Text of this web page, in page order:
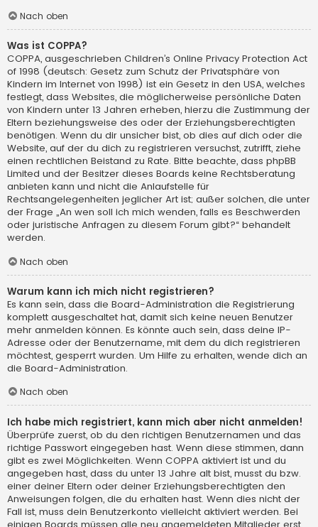
Nach oben
Was ist COPPA?
COPPA, ausgeschrieben Children’s Online Privacy Protection Act
of 1998 (deutsch: Gesetz zum Schutz der Privatsphäre von
Kindern im Internet von 1998) ist ein Gesetz in den USA, welches
festlegt, dass Websites, die möglicherweise persönliche Daten
von Kindern unter 13 Jahren erheben, hierzu die Zustimmung der
Eltern beziehungsweise des oder der Erziehungsberechtigten
benötigen. Wenn du dir unsicher bist, ob dies auf dich oder die
Website, auf der du dich zu registrieren versuchst, zutrifft, ziehe
einen rechtlichen Beistand zu Rate. Bitte beachte, dass phpBB
Limited und der Besitzer dieses Boards keine Rechtsberatung
anbieten kann und nicht die Anlaufstelle für
Rechtsangelegenheiten jeglicher Art ist; außer solchen, die unter
der Frage „An wen soll ich mich wenden, falls es Beschwerden
oder juristische Anfragen zu diesem Forum gibt?“ behandelt
werden.
Nach oben
Warum kann ich mich nicht registrieren?
Es kann sein, dass die Board-Administration die Registrierung
komplett ausgeschaltet hat, damit sich keine neuen Benutzer
mehr anmelden können. Es könnte auch sein, dass deine IP-
Adresse oder der Benutzername, mit dem du dich registrieren
möchtest, gesperrt wurden. Um Hilfe zu erhalten, wende dich an
die Board-Administration.
Nach oben
Ich habe mich registriert, kann mich aber nicht anmelden!
Überprüfe zuerst, ob du den richtigen Benutzernamen und das
richtige Passwort eingegeben hast. Wenn diese stimmen, dann
gibt es zwei Möglichkeiten. Wenn COPPA aktiviert ist und du
angegeben hast, dass du unter 13 Jahre alt bist, musst du bzw.
einer deiner Eltern oder deiner Erziehungsberechtigten den
Anweisungen folgen, die du erhalten hast. Wenn dies nicht der
Fall ist, muss dein Benutzerkonto vielleicht aktiviert werden. Bei
einigen Boards müssen alle neu angemeldeten Mitglieder erst